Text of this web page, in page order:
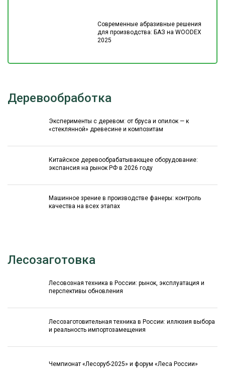
Современные абразивные решения
для производства: БАЗ на WOODEX
2025
Деревообработка
Эксперименты с деревом: от бруса и опилок — к
«стеклянной» древесине и композитам
Китайское деревообрабатывающее оборудование:
экспансия на рынок РФ в 2026 году
Машинное зрение в производстве фанеры: контроль
качества на всех этапах
Лесозаготовка
Лесовозная техника в России: рынок, эксплуатация и
перспективы обновления
Лесозаготовительная техника в России: иллюзия выбора
и реальность импортозамещения
Чемпионат «Лесоруб-2025» и форум «Леса России»